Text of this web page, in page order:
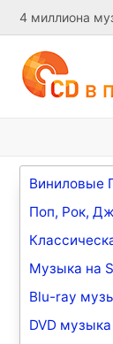
4 миллиона
Виниловые
Поп, Рок,
Музыка на
Blu-ray
DVD музыка